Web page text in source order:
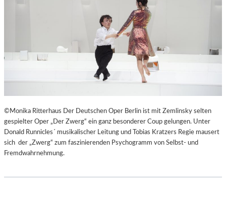
I
E
I
M
P
A
R
A
“
©Monika Ritterhaus Der Deutschen Oper Berlin ist mit Zemlinsky selten
gespielter Oper „Der Zwerg“ ein ganz besonderer Coup gelungen. Unter
Donald Runnicles´ musikalischer Leitung und Tobias Kratzers Regie mausert
sich der „Zwerg“ zum faszinierenden Psychogramm von Selbst- und
Fremdwahrnehmung.